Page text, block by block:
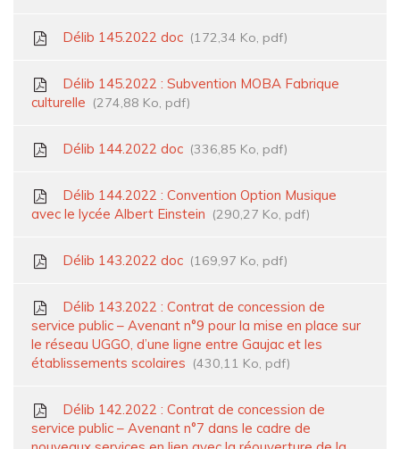
Délib 145.2022 doc 172,34 Ko, pdf
Délib 145.2022 : Subvention MOBA Fabrique
culturelle
274,88 Ko, pdf
Délib 144.2022 doc 336,85 Ko, pdf
Délib 144.2022 : Convention Option Musique
avec le lycée Albert Einstein
290,27 Ko, pdf
Délib 143.2022 doc 169,97 Ko, pdf
Délib 143.2022 : Contrat de concession de
service public – Avenant n°9 pour la mise en place sur
le réseau UGGO, d’une ligne entre Gaujac et les
établissements scolaires
430,11 Ko, pdf
Délib 142.2022 : Contrat de concession de
service public – Avenant n°7 dans le cadre de